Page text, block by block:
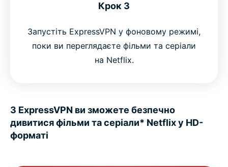
Крок 3
Запустіть ExpressVPN у фоновому режимі,
поки ви переглядаєте фільми та серіали
на Netflix.
З ExpressVPN ви зможете безпечно
дивитися фільми та серіали* Netflix у HD-
форматі